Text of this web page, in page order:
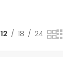
12 18 24